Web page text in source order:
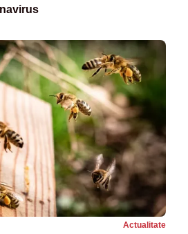
Actualitate